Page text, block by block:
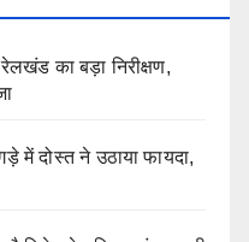
का बड़ा निरीक्षण,
में दोस्त ने उठाया फायदा,